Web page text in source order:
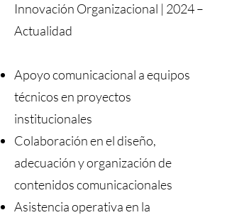
Innovación Organizacional | 2024 –
Actualidad
Apoyo comunicacional a equipos
técnicos en proyectos
institucionales
Colaboración en el diseño,
adecuación y organización de
contenidos comunicacionales
Asistencia operativa en la